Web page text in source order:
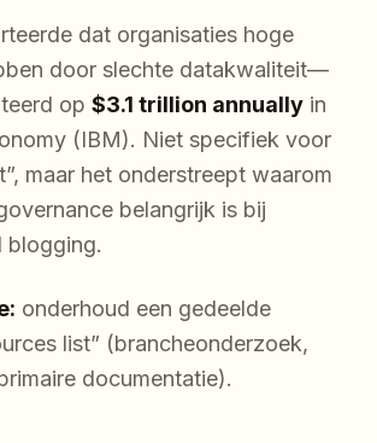
dat organisaties hoge
door slechte datakwaliteit—
op $3.1 trillion annually in
(IBM). Niet specifiek voor
maar het onderstreept waarom
belangrijk is bij
blogging.
onderhoud een gedeelde
list” (brancheonderzoek,
documentatie).